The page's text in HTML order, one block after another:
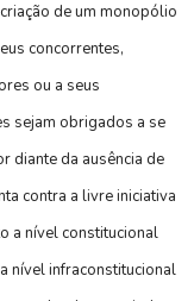
de um monopólio
concorrentes,
ou a seus
sejam obrigados a se
diante da ausência de
contra a livre iniciativa
a nível constitucional
nível infraconstitucional